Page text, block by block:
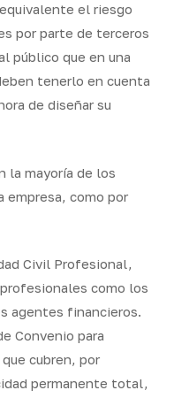
el riesgo
por parte de terceros
público que en una
tenerlo en cuenta
de diseñar su
la mayoría de los
empresa, como por
Civil Profesional,
como los
agentes financieros.
Convenio para
cubren, por
permanente total,